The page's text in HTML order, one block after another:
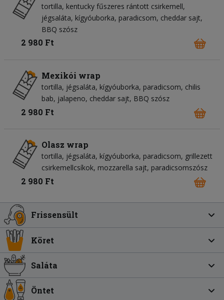
tortilla kentucky fűszeres rántott csirkemell
jégsaláta kígyóuborka paradicsom cheddar sajt
BBQ szósz
2 980 Ft
Mexikói wrap
tortilla jégsaláta kígyóuborka paradicsom chilis
bab jalapeno cheddar sajt BBQ szósz
2 980 Ft
Olasz wrap
tortilla jégsaláta kígyóuborka paradicsom grillezett
csirkemellcsíkok mozzarella sajt paradicsomszósz
2 980 Ft
Frissensült
Köret
Saláta
Öntet